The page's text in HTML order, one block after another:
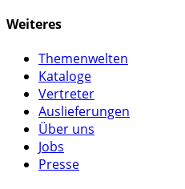
Weiteres
Themenwelten
Kataloge
Vertreter
Auslieferungen
Über uns
Jobs
Presse